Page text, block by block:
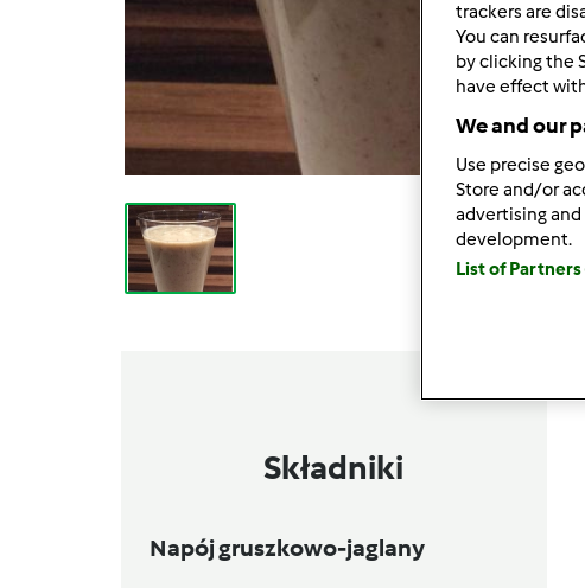
Składniki
Napój gruszkowo-jaglany
trackers are
You can
by clicking the
have effect
We and our
Use precise
Store and/or
advertising
development.
List of